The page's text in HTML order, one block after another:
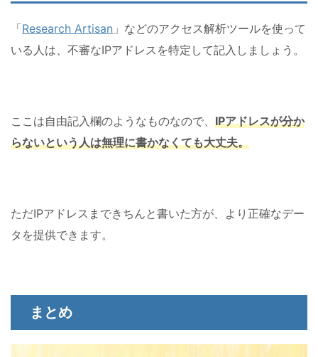
「Research Artisan 」などのアクセス解析ツールを使って
いる人は、不審なIPアドレスを特定して記入しましょう。
ここは自由記入欄のようなものなので、 IPアドレスが分か
らないという人は無理に書かなくても大丈夫。
ただIPアドレスまできちんと書いた方が、より正確なデー
タを提供できます。
まとめ